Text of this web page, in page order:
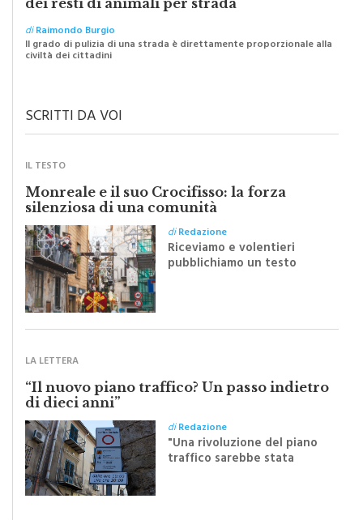
diRaimondo Burgio
Il grado di pulizia di una strada è direttamente proporzionale alla
civiltà dei cittadini
Monreale e il suo Crocifisso: la forza
silenziosa di una comunità
diRedazione
Riceviamo e volentieri
pubblichiamo un testo
inviato dalla scrittrice
monrealese Mariella
“Il nuovo piano traffico? Un passo indietro
di dieci anni”
"Una rivoluzione del piano
traffico sarebbe stata
efficace se preceduta da
una rivoluzione culturale"